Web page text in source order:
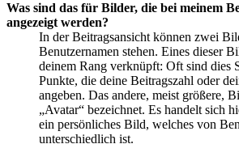
Was sind das für Bilder, die bei meinem
angezeigt werden?
In der Beitragsansicht können zwei
Benutzernamen stehen. Eines dieser
deinem Rang verknüpft: Oft sind dies
Punkte, die deine Beitragszahl oder
angeben. Das andere, meist größere,
„Avatar“ bezeichnet. Es handelt sich
ein persönliches Bild, welches von
unterschiedlich ist.